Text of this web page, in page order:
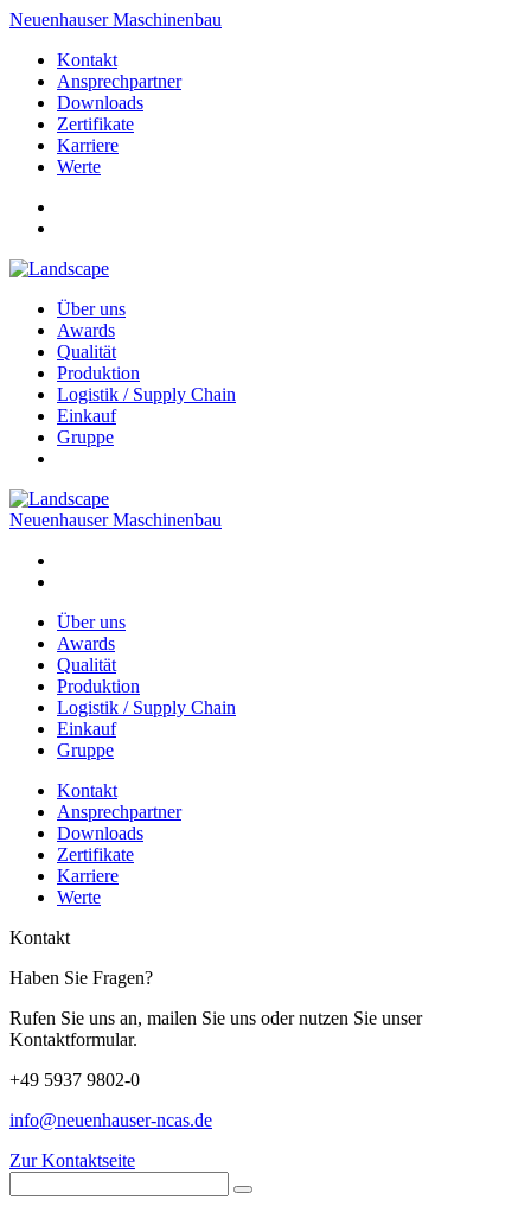
Neuenhauser Maschinenbau
Kontakt
Ansprechpartner
Downloads
Zertifikate
Karriere
Werte
Über uns
Awards
Qualität
Produktion
Logistik / Supply Chain
Einkauf
Gruppe
Neuenhauser Maschinenbau
Über uns
Awards
Qualität
Produktion
Logistik / Supply Chain
Einkauf
Gruppe
Kontakt
Ansprechpartner
Downloads
Zertifikate
Karriere
Werte
Kontakt
Haben Sie Fragen?
Rufen Sie uns an, mailen Sie uns oder nutzen Sie unser
Kontaktformular.
+49 5937 9802-0
info@neuenhauser-ncas.de
Zur Kontaktseite